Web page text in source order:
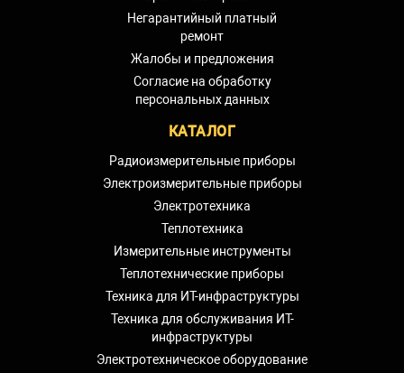
Негарантийный платный
ремонт
Жалобы и предложения
Согласие на обработку
персональных данных
КАТАЛОГ
Радиоизмерительные приборы
Электроизмерительные приборы
Электротехника
Теплотехника
Измерительные инструменты
Теплотехнические приборы
Техника для ИТ-инфраструктуры
Техника для обслуживания ИТ-
инфраструктуры
Электротехническое оборудование